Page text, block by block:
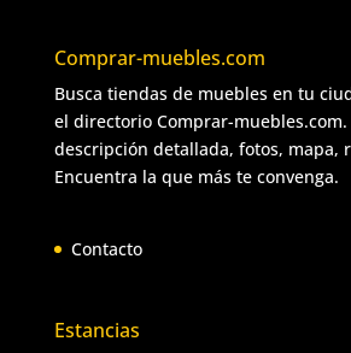
Comprar-muebles.com
Busca tiendas de muebles en tu
el directorio Comprar-muebles.com.
descripción detallada, fotos, mapa,
Encuentra la que más te convenga.
Contacto
Estancias